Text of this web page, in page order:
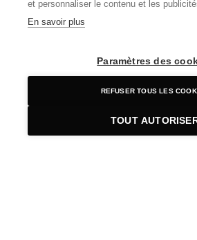
et personnaliser le contenu et les
En savoir plus
Paramètres des
REFUSER TOUS LES
TOUT
Construction de 50 logements et